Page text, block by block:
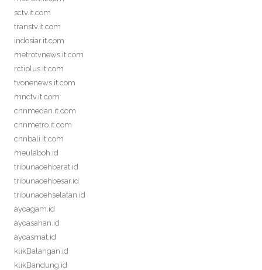
sctv.it.com
transtv.it.com
indosiar.it.com
metrotvnews.it.com
rctiplus.it.com
tvonenews.it.com
mnctv.it.com
cnnmedan.it.com
cnnmetro.it.com
cnnbali.it.com
meulaboh.id
tribunacehbarat.id
tribunacehbesar.id
tribunacehselatan.id
ayoagam.id
ayoasahan.id
ayoasmat.id
klikBalangan.id
klikBandung.id